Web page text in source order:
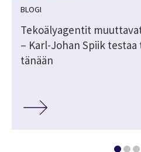
BLOGI
Tekoälyagentit
– Karl-Johan Spiik
tänään